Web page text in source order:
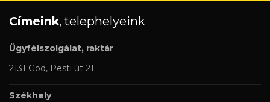
Címeink, telephelyeink
Ügyfélszolgálat, raktár
2131 Göd, Pesti út 21.
Székhely